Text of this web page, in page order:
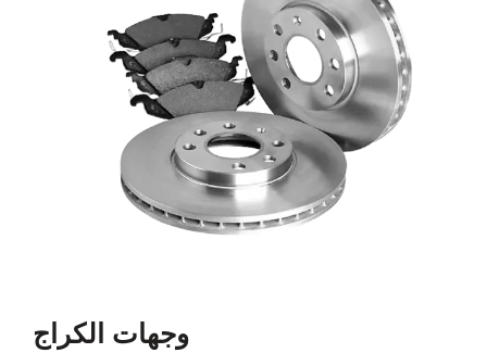
وجهات الكراج